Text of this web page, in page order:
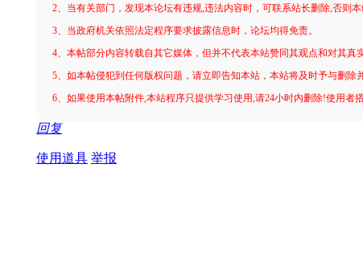
2、当有关部门，发现本论坛有违规,违法内容时，可联系站长删除,否则本
3、当政府机关依照法定程序要求披露信息时，论坛均得免责。
4、本帖部分内容转载自其它媒体，但并不代表本站赞同其观点和对其真
5、如本帖侵犯到任何版权问题，请立即告知本站，本站将及时予与删除
6、如果使用本帖附件,本站程序只提供学习使用,请24小时内删除!使用者
回复
使用道具 举报